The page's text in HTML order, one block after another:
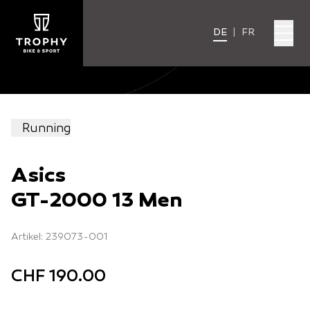
DE FR
Running
Asics
GT-2000 13 Men
Artikel: 239073-001
CHF 190.00